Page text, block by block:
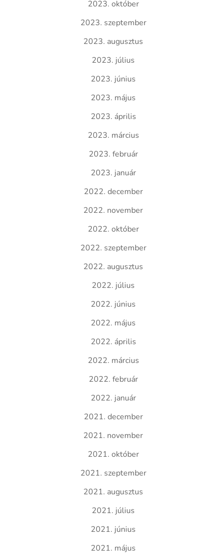
2023. október
2023. szeptember
2023. augusztus
2023. július
2023. június
2023. május
2023. április
2023. március
2023. február
2023. január
2022. december
2022. november
2022. október
2022. szeptember
2022. augusztus
2022. július
2022. június
2022. május
2022. április
2022. március
2022. február
2022. január
2021. december
2021. november
2021. október
2021. szeptember
2021. augusztus
2021. július
2021. június
2021. május